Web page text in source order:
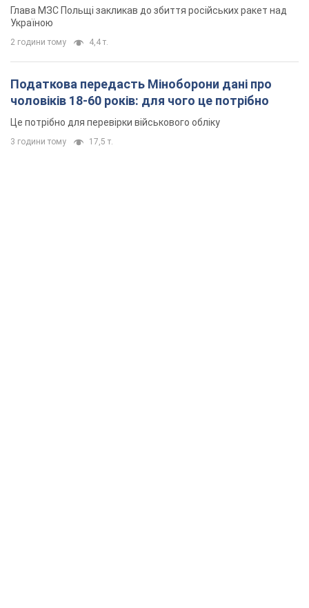
Глава МЗС Польщі закликав до збиття російських ракет над
Україною
2 години тому 4,4 т.
Податкова передасть Міноборони дані про
чоловіків 18-60 років: для чого це потрібно
Це потрібно для перевірки військового обліку
3 години тому 17,5 т.